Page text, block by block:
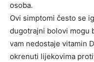
osoba.
Ovi simptomi često se
dugotrajni bolovi mogu
vam nedostaje vitamin
okrenuti lijekovima